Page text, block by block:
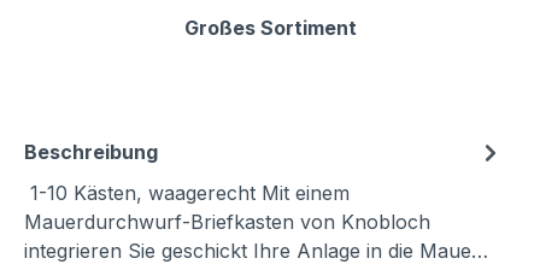
Großes Sortiment
Beschreibung
1-10 Kästen, waagerecht Mit einem
Mauerdurchwurf-Briefkasten von Knobloch
integrieren Sie geschickt Ihre Anlage in die Maue…